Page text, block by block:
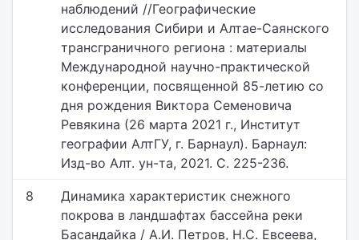
наблюдений //Географические
исследования Сибири и Алтае-Саянского
трансграничного региона : материалы
Международной научно-практической
конференции, посвященной 85-летию со
дня рождения Виктора Семеновича
Ревякина (26 марта 2021 г., Институт
географии АлтГУ, г. Барнаул). Барнаул:
Изд-во Алт. ун-та, 2021. С. 225-236.
8
Динамика характеристик снежного
покрова в ландшафтах бассейна реки
Басандайка / А.И. Петров, Н.С. Евсеева,